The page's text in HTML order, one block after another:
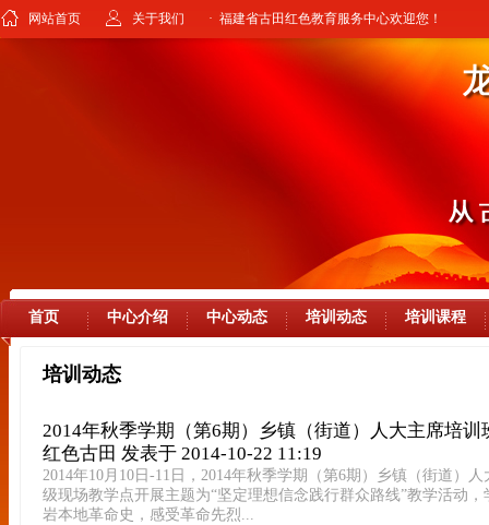
网站首页 关于我们 · 福建省古田红色教育服务中心欢迎您！
首页 中心介绍 中心动态 培训动态 培训课程
培训动态
2014年秋季学期（第6期）乡镇（街道）人大主席培训
红色古田 发表于 2014-10-22 11:19
2014年10月10日-11日，2014年秋季学期（第6期）乡镇（街道）
级现场教学点开展主题为“坚定理想信念践行群众路线”教学活动
岩本地革命史，感受革命先烈...